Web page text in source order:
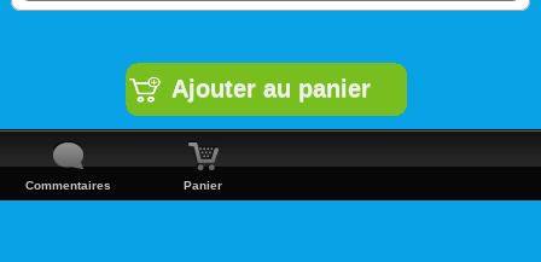
Commentaires Panier